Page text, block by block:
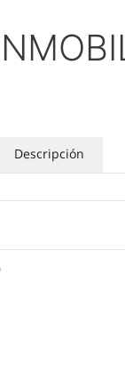
Descripción